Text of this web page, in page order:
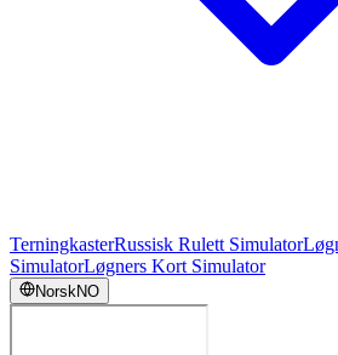
TerningkasterRussisk Rulett Simulator
SimulatorLøgners Kort Simulator
NorskNO